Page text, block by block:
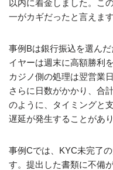
以内に着金しました。こ
一がカギだったと言えます
事例Bは銀行振込を選ん
イヤーは週末に高額勝利
カジノ側の処理は翌営業
さらに日数がかかり、合
のように、タイミングと
遅延が発生することがあり
事例Cでは、KYC未完了
す。提出した書類に不備